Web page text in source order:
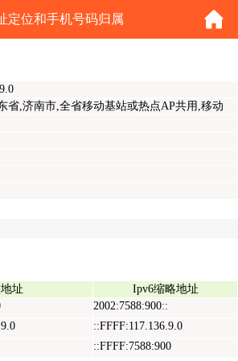
定位和手机号码归属
省,济南市,全省移动基站或热点AP共用,移动
址 Ipv6缩略地址
2002:7588:900::
::FFFF:117.136.9.0
::FFFF:7588:900